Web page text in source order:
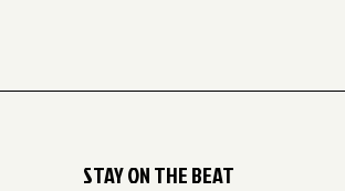
STAY ON THE BEAT